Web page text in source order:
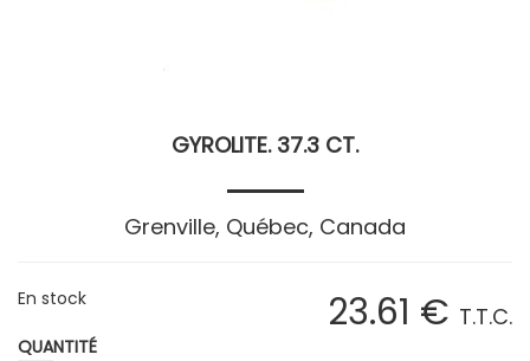
GYROLITE. 37.3 CT.
Grenville, Québec, Canada
23.61 € T.T.C.
En stock
QUANTITÉ